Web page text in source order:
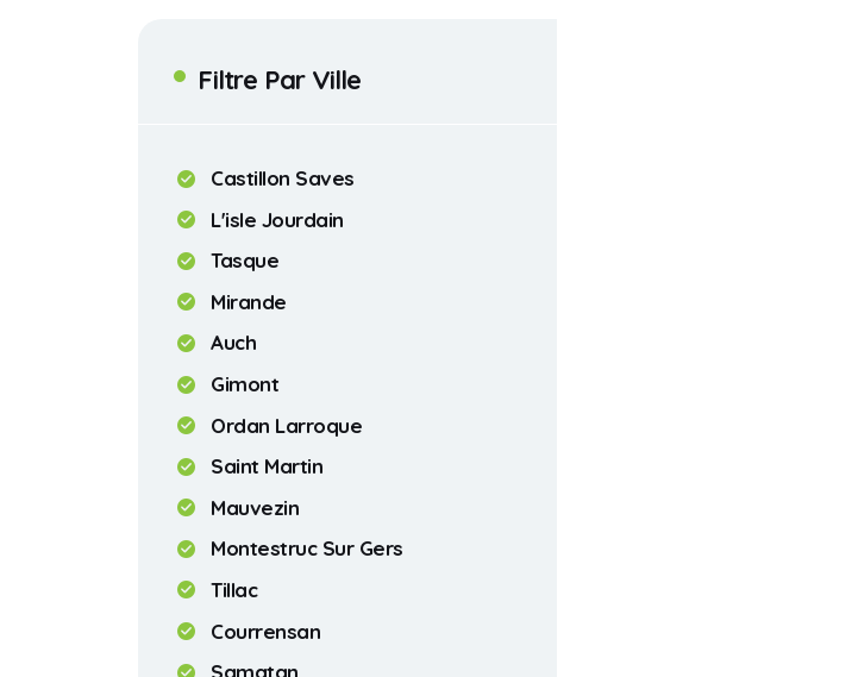
Filtre Par Ville
Castillon Saves
L'isle Jourdain
Tasque
Mirande
Auch
Gimont
Ordan Larroque
Saint Martin
Mauvezin
Montestruc Sur Gers
Tillac
Courrensan
Samatan